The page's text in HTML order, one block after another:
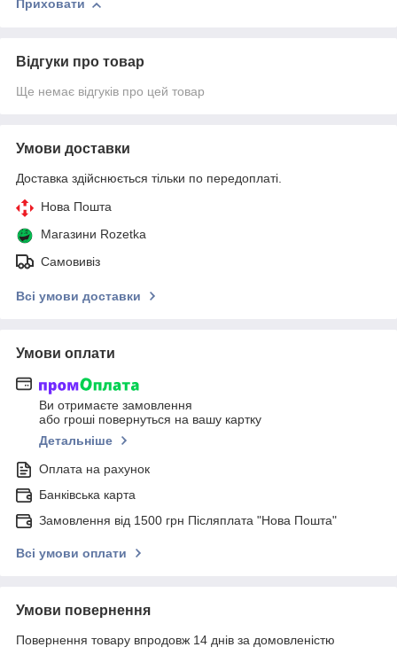
Приховати
Відгуки про товар
Ще немає відгуків про цей товар
Умови доставки
Доставка здійснюється тільки по передоплаті.
Нова Пошта
Магазини Rozetka
Самовивіз
Всі умови доставки
Умови оплати
Ви отримаєте замовлення
або гроші повернуться на вашу картку
Детальніше
Оплата на рахунок
Банківська карта
Замовлення від 1500 грн Післяплата "Нова Пошта"
Всі умови оплати
Умови повернення
Повернення товару впродовж 14 днів за домовленістю